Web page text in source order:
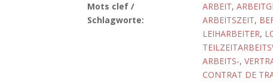
Mots clef /
Schlagworte:
ARBEIT,
ARBEITSZEIT,
LEIHARBEITER,
ARBEITS-,
CONTRAT DE